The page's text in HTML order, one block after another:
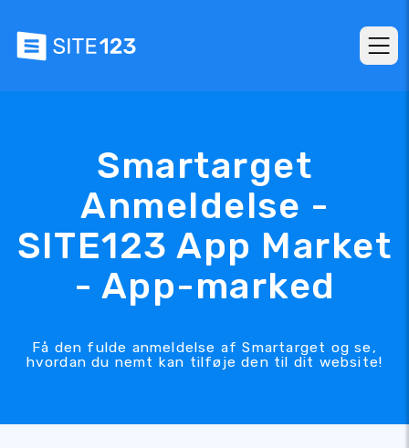
Smartarget
Anmeldelse -
SITE123 App Market
- App-marked
Få den fulde anmeldelse af Smartarget og se,
hvordan du nemt kan tilføje den til dit website!